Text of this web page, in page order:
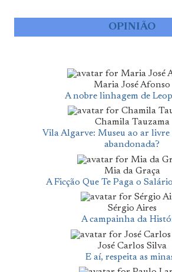
OPINIÃO
Maria José Afonso
A nobre linhagem de
Chamila Tauzama
Vila Algarve: Museu ao ar livre
abandonada?
Mia da Graça
A Ficção Que Te Paga o
Sérgio Aires
A campainha da
José Carlos Silva
E aí, respeita as